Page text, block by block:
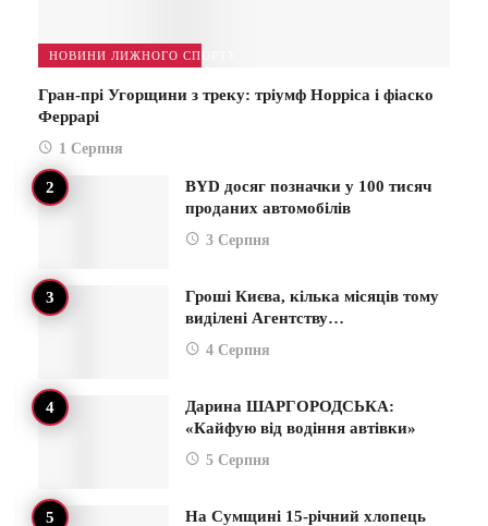
НОВИНИ ЛИЖНОГО СПОРТУ
Гран-прі Угорщини з треку: тріумф Норріса і фіаско
Феррарі
1 Серпня
BYD досяг позначки у 100 тисяч
проданих автомобілів
3 Серпня
Гроші Києва, кілька місяців тому
виділені Агентству…
4 Серпня
Дарина ШАРГОРОДСЬКА:
«Кайфую від водіння автівки»
5 Серпня
На Сумщині 15-річний хлопець